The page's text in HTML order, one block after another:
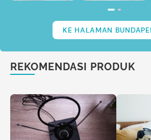
KE HALAMAN
REKOMENDASI PRODUK